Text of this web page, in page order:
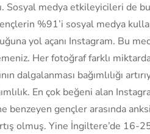
Sosyal medya etkileyicileri de
%91’i sosyal medya
yol açanı Instagram. Bu
Her fotoğraf farklı
dalgalanması bağımlılığı
En çok beğeni alan
benzeyen gençler arasında
olmuş. Yine İngiltere’de 16-